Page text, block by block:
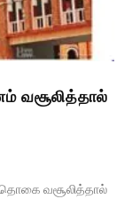
வசூலித்தால்
வசூலித்தால்